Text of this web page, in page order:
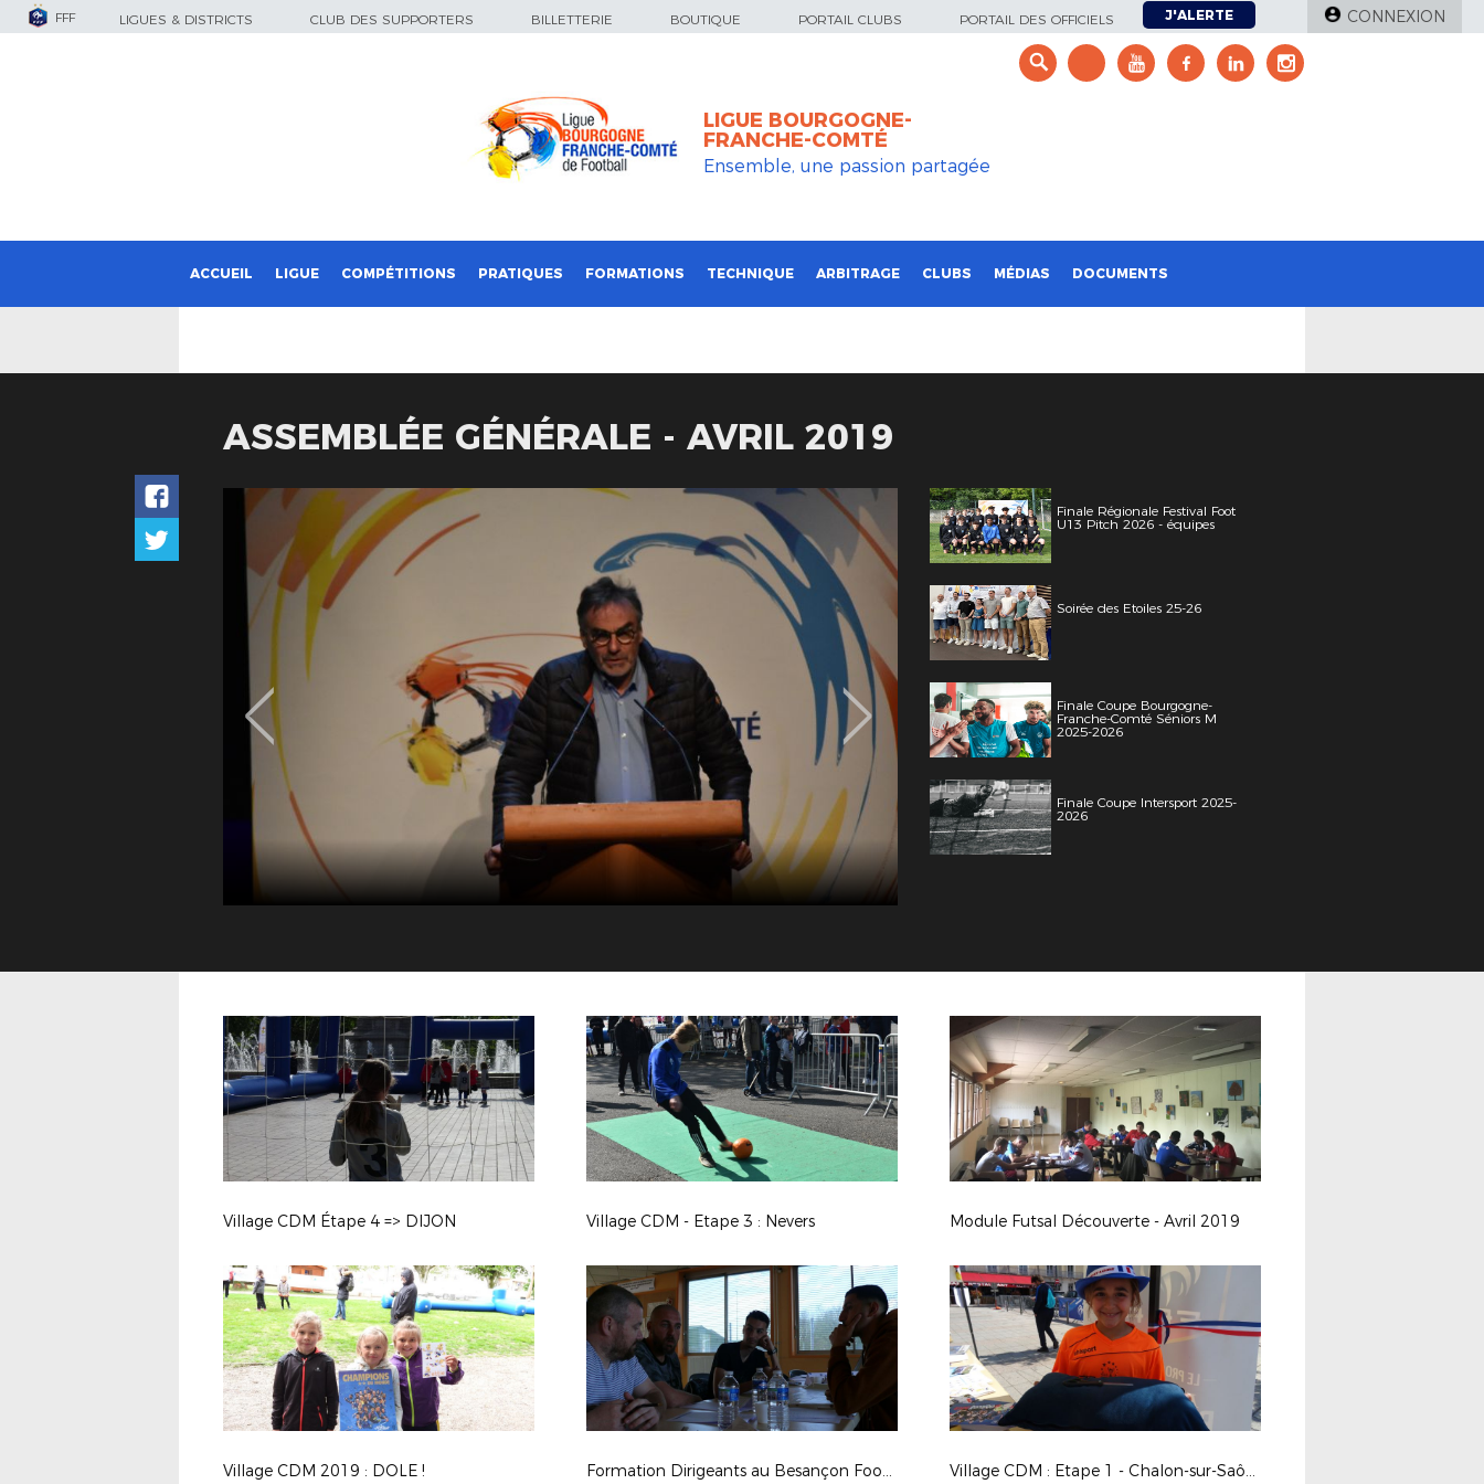
FFF LIGUES & DISTRICTS CLUB DES SUPPORTERS BILLETTERIE BOUTIQUE PORTAIL CLUBS PORTAIL DES OFFICIELS J'ALERTE CONNEXION
LIGUE BOURGOGNE-
FRANCHE-COMTÉ
Ensemble, une passion partagée
ACCUEIL LIGUE COMPÉTITIONS PRATIQUES FORMATIONS TECHNIQUE ARBITRAGE CLUBS MÉDIAS DOCUMENTS
ASSEMBLÉE GÉNÉRALE - AVRIL 2019
Finale Régionale Festival Foot
U13 Pitch 2026 - équipes
Soirée des Etoiles 25-26
Finale Coupe Bourgogne-
Franche-Comté Séniors M
2025-2026
Finale Coupe Intersport 2025-
2026
Village CDM Étape 4 => DIJON Village CDM - Etape 3 : Nevers Module Futsal Découverte - Avril 2019
Village CDM 2019 : DOLE ! Formation Dirigeants au Besançon Football - Avril 2019 Village CDM : Etape 1 - Chalon-sur-Saône